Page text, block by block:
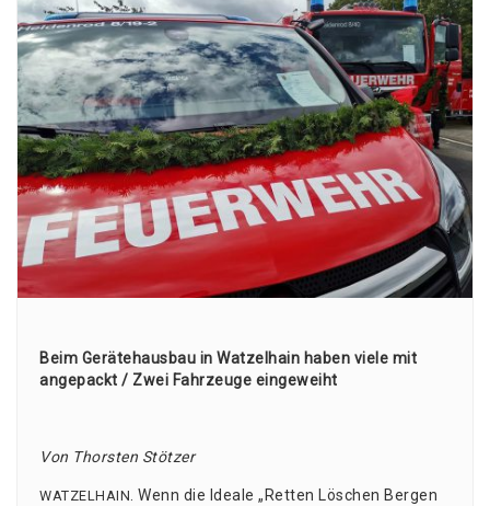
Beim Gerä­te­haus­bau in Wat­zel­hain haben vie­le mit
ange­packt / Zwei Fahr­zeu­ge eingeweiht
Von Thors­ten Stötzer
WATZELHAIN. Wenn die Idea­le „Ret­ten Löschen Ber­gen